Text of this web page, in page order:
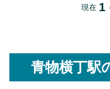
現在 1
青物横丁駅